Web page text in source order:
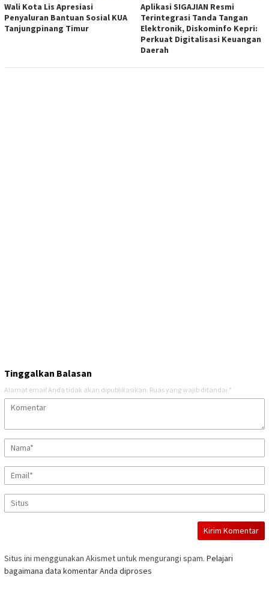
Wali Kota Lis Apresiasi
Penyaluran Bantuan Sosial KUA
Tanjungpinang Timur
Aplikasi SIGAJIAN Resmi
Terintegrasi Tanda Tangan
Elektronik, Diskominfo Kepri:
Perkuat Digitalisasi Keuangan
Daerah
Tinggalkan Balasan
Alamat email Anda tidak akan dipublikasikan. Ruas yang wajib ditandai *
Situs ini menggunakan Akismet untuk mengurangi spam. Pelajari
bagaimana data komentar Anda diproses